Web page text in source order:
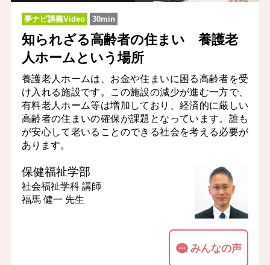
夢ナビ講義Video 30min
知られざる高齢者の住まい 養護老
人ホームという場所
養護老人ホームは、お金や住まいに困る高齢者を受
け入れる施設です。この施設の減少が進む一方で、
有料老人ホーム等は増加しており、経済的に厳しい
高齢者の住まいの確保が課題となっています。誰も
が安心して老いることのできる社会を考える必要が
あります。
保健福祉学部
社会福祉学科 講師
福馬 健一 先生
みんなの声